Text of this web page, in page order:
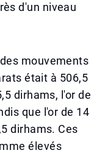
d'un niveau
mouvements
était à 506,5
dirhams, l'or de
que l'or de 14
dirhams. Ces
élevés